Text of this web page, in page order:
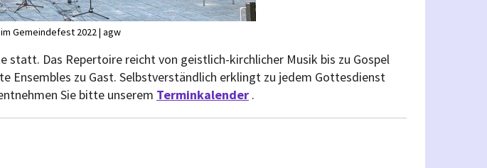
Gemeindefest 2022 | agw
Das Repertoire reicht von geistlich-kirchlicher Musik bis zu Gospel
Ensembles zu Gast. Selbstverständlich erklingt zu jedem Gottesdienst
Sie bitte unserem Terminkalender .